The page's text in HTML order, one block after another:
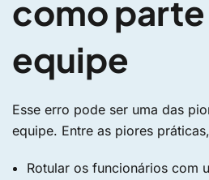
como parte
equipe
Esse erro pode ser uma das
equipe. Entre as piores
Rotular os funcionários com